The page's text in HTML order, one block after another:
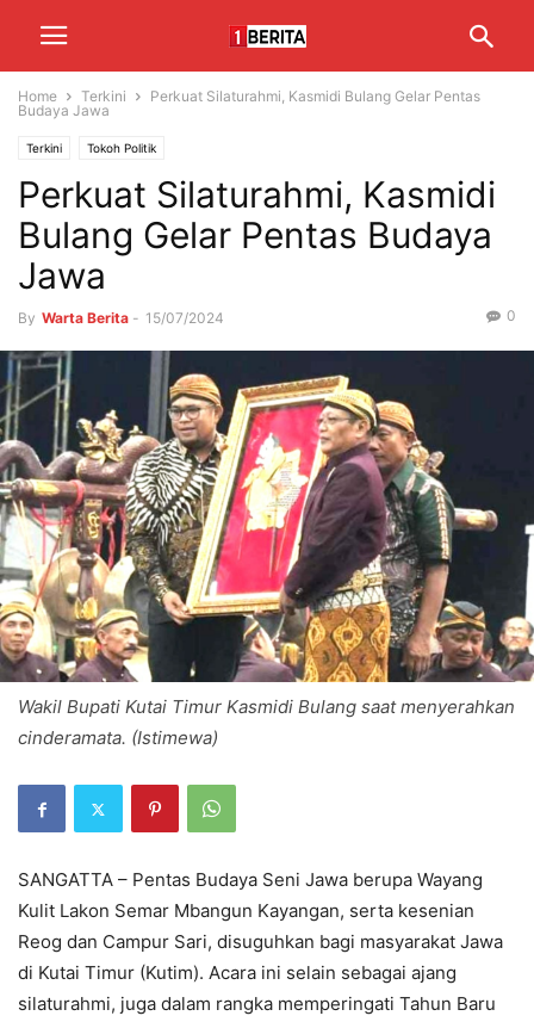
Home Terkini
Perkuat Silaturahmi, Kasmidi Bulang Gelar Pentas
Budaya Jawa
Terkini Tokoh Politik
Perkuat Silaturahmi, Kasmidi
Bulang Gelar Pentas Budaya
Jawa
By Warta Berita - 15/07/2024 0
Wakil Bupati Kutai Timur Kasmidi Bulang saat menyerahkan
cinderamata. (Istimewa)
SANGATTA – Pentas Budaya Seni Jawa berupa Wayang
Kulit Lakon Semar Mbangun Kayangan, serta kesenian
Reog dan Campur Sari, disuguhkan bagi masyarakat Jawa
di Kutai Timur (Kutim). Acara ini selain sebagai ajang
silaturahmi, juga dalam rangka memperingati Tahun Baru